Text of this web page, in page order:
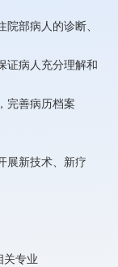
部病人的诊断、
证病人充分理解和
完善病历档案
展新技术、新疗
关专业